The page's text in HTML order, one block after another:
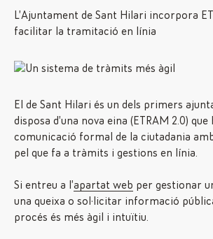
L’Ajuntament de Sant Hilari incorpora
facilitar la tramitació en línia
El de Sant Hilari és un dels primers
disposa d’una nova eina (ETRAM 2.0)
comunicació formal de la ciutadania
pel que fa a tràmits i gestions en línia.
Si entreu a l’apartat web per gestionar
una queixa o sol·licitar informació
procés és més àgil i intuïtiu.